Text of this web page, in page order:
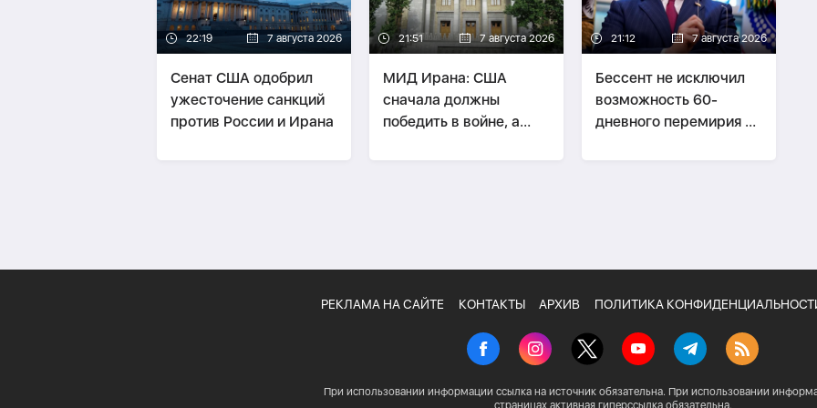
22:19 7 августа 2026
Сенат США одобрил
ужесточение санкций
против России и Ирана
21:51 7 августа 2026
МИД Ирана: США
сначала должны
победить в войне, а
«трофеях» Ирана
21:12 7 августа 2026
Бессент не исключил
возможность 60-
дневного перемирия с
РЕКЛАМА НА САЙТЕ КОНТАКТЫ АРХИВ ПОЛИТИКА
При использовании информации ссылка на источник обязательна. При использовании
страницах активная гиперссылка обязательна.